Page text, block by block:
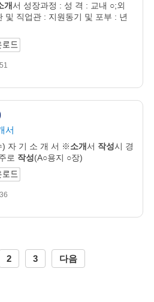
개서 성장과정 : 성 격 : 교내 ○;외
및 직업관 : 지원동기 및 포부 : 년
서
) 자 기 소 개 서 ※소개서 작성시 경
로 작성(A○용지 ○장)
2 3 다음